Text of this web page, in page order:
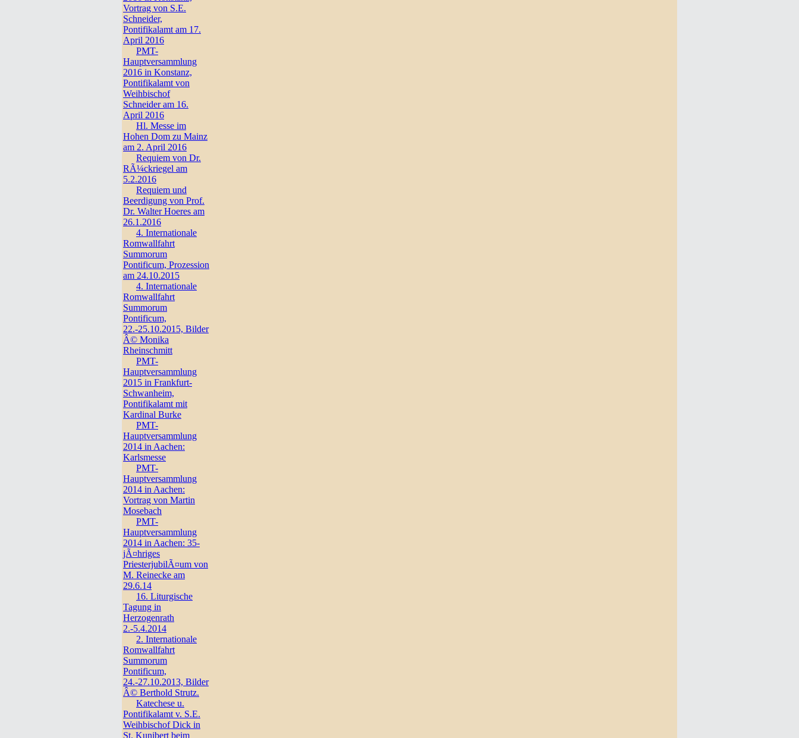
Vortrag von S.E.
Schneider,
Pontifikalamt am 17.
April 2016
PMT-
Hauptversammlung
2016 in Konstanz,
Pontifikalamt von
Weihbischof
Schneider am 16.
April 2016
Hl. Messe im
Hohen Dom zu Mainz
am 2. April 2016
Requiem von Dr.
RÃ¼ckriegel am
5.2.2016
Requiem und
Beerdigung von Prof.
Dr. Walter Hoeres am
26.1.2016
4. Internationale
Romwallfahrt
Summorum
Pontificum, Prozession
am 24.10.2015
4. Internationale
Romwallfahrt
Summorum
Pontificum,
22.-25.10.2015, Bilder
Â© Monika
Rheinschmitt
PMT-
Hauptversammlung
2015 in Frankfurt-
Schwanheim,
Pontifikalamt mit
Kardinal Burke
PMT-
Hauptversammlung
2014 in Aachen:
Karlsmesse
PMT-
Hauptversammlung
2014 in Aachen:
Vortrag von Martin
Mosebach
PMT-
Hauptversammlung
2014 in Aachen: 35-
jÃ¤hriges
PriesterjubilÃ¤um von
M. Reinecke am
29.6.14
16. Liturgische
Tagung in
Herzogenrath
2.-5.4.2014
2. Internationale
Romwallfahrt
Summorum
Pontificum,
24.-27.10.2013, Bilder
Â© Berthold Strutz.
Katechese u.
Pontifikalamt v. S.E.
Weihbischof Dick in
St. Kunibert beim